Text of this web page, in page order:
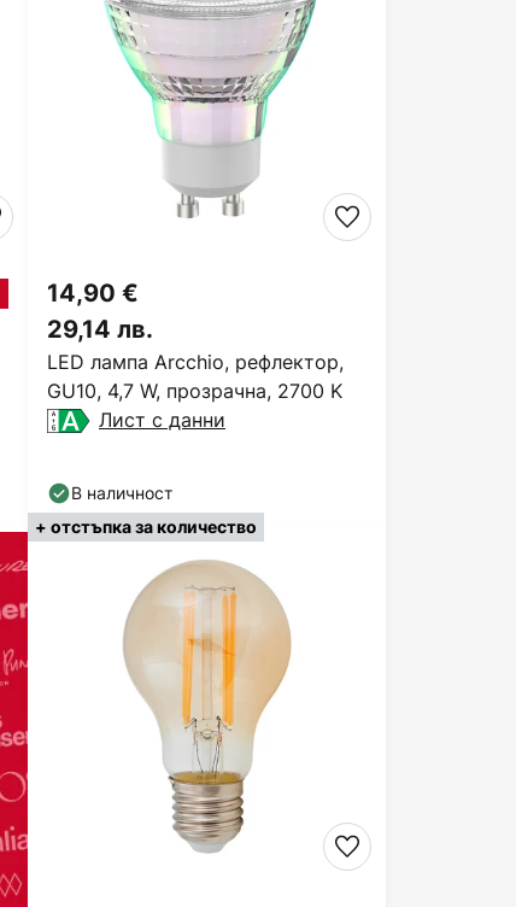
LED лампа Arcchio, рефлектор,
GU10, 4,7 W, прозрачна, 2700 K
14,90 €
29,14 лв.
Лист с данни
В наличност
+ отстъпка за количество